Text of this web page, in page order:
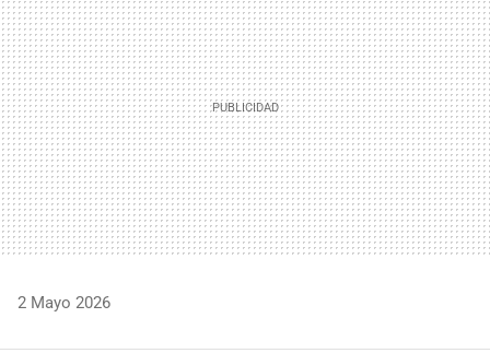
2 Mayo 2026